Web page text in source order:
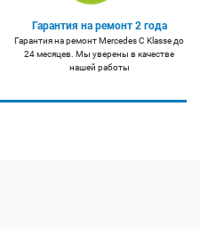
Гарантия на ремонт 2 года
Гарантия на ремонт Mercedes C Klasse до
24 месяцев. Мы уверены в качестве
нашей работы